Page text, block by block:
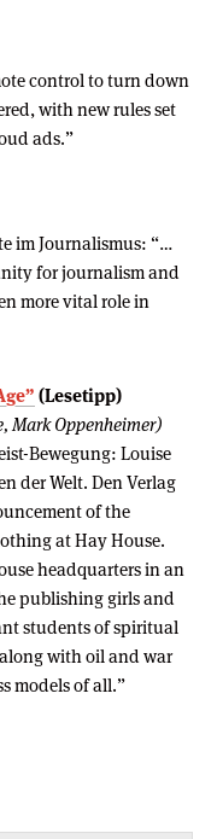
control to turn down
with new rules set
ads.”
im Journalismus: “…
for journalism and
more vital role in
(Lesetipp)
Mark Oppenheimer)
Bewegung: Louise
der Welt. Den Verlag
of the
at Hay House.
headquarters in an
publishing girls and
students of spiritual
with oil and war
models of all.”